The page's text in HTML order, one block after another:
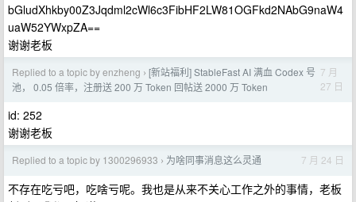
bGludXhkby00Z3Jqdml2cWl6c3FibHF2LW81OGFkd2NAbG9naW4
uaW52YWxpZA==
谢谢老板
Replied to a topic by enzheng › [新站福利] StableFast AI 满血 Codex 号
池， 0.05 倍率，注册送 200 万 Token 回帖送 2000 万 Token
7 月
27 日
id: 252
谢谢老板
Replied to a topic by 1300296933 › 为啥同事消息这么灵通 7 月 24 日
不存在吃亏吧，吃啥亏呢。我也是从来不关心工作之外的事情，老板